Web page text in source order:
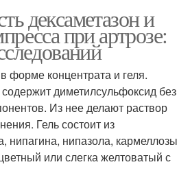
дексаметазон и
при артрозе:
форме концентрата и геля.
диметилсульфоксид без
Из нее делают раствор
Гель состоит из
нипагина, нипазола, кармеллозы
или слегка желтоватый с